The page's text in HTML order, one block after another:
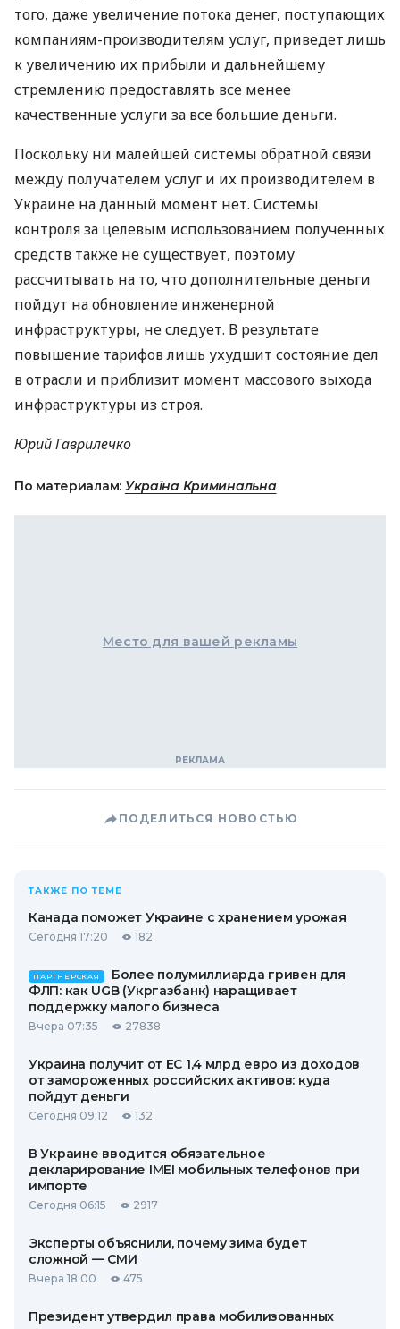
того, даже увеличение потока денег, поступающих
компаниям-производителям услуг, приведет лишь
к увеличению их прибыли и дальнейшему
стремлению предоставлять все менее
качественные услуги за все большие деньги.
Поскольку ни малейшей системы обратной связи
между получателем услуг и их производителем в
Украине на данный момент нет. Системы
контроля за целевым использованием полученных
средств также не существует, поэтому
рассчитывать на то, что дополнительные деньги
пойдут на обновление инженерной
инфраструктуры, не следует. В результате
повышение тарифов лишь ухудшит состояние дел
в отрасли и приблизит момент массового выхода
инфраструктуры из строя.
Юрий Гаврилечко
По материалам: Україна Криминальна
Место для вашей рекламы
ПОДЕЛИТЬСЯ НОВОСТЬЮ
ТАКЖЕ ПО ТЕМЕ
Канада поможет Украине с хранением урожая
Сегодня 17:20 182
ПАРТНЕРСКАЯ
Более полумиллиарда гривен для
ФЛП: как UGB (Укргазбанк) наращивает
поддержку малого бизнеса
Вчера 07:35 27838
Украина получит от ЕС 1,4 млрд евро из доходов
от замороженных российских активов: куда
пойдут деньги
Сегодня 09:12 132
В Украине вводится обязательное
декларирование IMEI мобильных телефонов при
импорте
Сегодня 06:15 2917
Эксперты объяснили, почему зима будет
сложной — СМИ
Вчера 18:00 475
Президент утвердил права мобилизованных